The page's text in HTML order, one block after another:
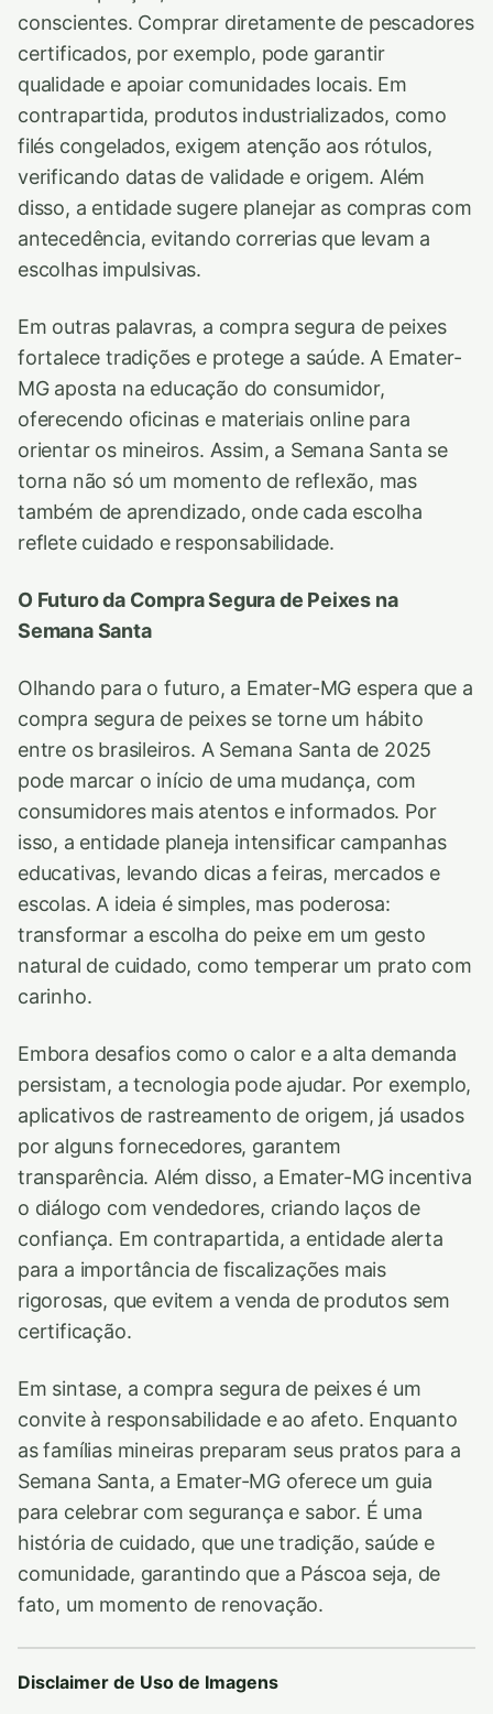
conscientes. Comprar diretamente de pescadores
certificados, por exemplo, pode garantir
qualidade e apoiar comunidades locais. Em
contrapartida, produtos industrializados, como
filés congelados, exigem atenção aos rótulos,
verificando datas de validade e origem. Além
disso, a entidade sugere planejar as compras com
antecedência, evitando correrias que levam a
escolhas impulsivas.
Em outras palavras, a compra segura de peixes
fortalece tradições e protege a saúde. A Emater-
MG aposta na educação do consumidor,
oferecendo oficinas e materiais online para
orientar os mineiros. Assim, a Semana Santa se
torna não só um momento de reflexão, mas
também de aprendizado, onde cada escolha
reflete cuidado e responsabilidade.
O Futuro da Compra Segura de Peixes na
Semana Santa
Olhando para o futuro, a Emater-MG espera que a
compra segura de peixes se torne um hábito
entre os brasileiros. A Semana Santa de 2025
pode marcar o início de uma mudança, com
consumidores mais atentos e informados. Por
isso, a entidade planeja intensificar campanhas
educativas, levando dicas a feiras, mercados e
escolas. A ideia é simples, mas poderosa:
transformar a escolha do peixe em um gesto
natural de cuidado, como temperar um prato com
carinho.
Embora desafios como o calor e a alta demanda
persistam, a tecnologia pode ajudar. Por exemplo,
aplicativos de rastreamento de origem, já usados
por alguns fornecedores, garantem
transparência. Além disso, a Emater-MG incentiva
o diálogo com vendedores, criando laços de
confiança. Em contrapartida, a entidade alerta
para a importância de fiscalizações mais
rigorosas, que evitem a venda de produtos sem
certificação.
Em sintase, a compra segura de peixes é um
convite à responsabilidade e ao afeto. Enquanto
as famílias mineiras preparam seus pratos para a
Semana Santa, a Emater-MG oferece um guia
para celebrar com segurança e sabor. É uma
história de cuidado, que une tradição, saúde e
comunidade, garantindo que a Páscoa seja, de
fato, um momento de renovação.
Disclaimer de Uso de Imagens